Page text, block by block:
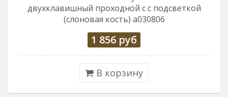
двухклавишный проходной c с подсветкой
(слоновая кость) a030806
1 856 руб
В корзину